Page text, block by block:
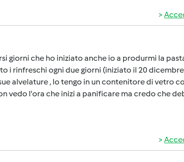
giorni che ho iniziato anche io a produrmi la
i rinfreschi ogni due giorni (iniziato il 20
alvelature , lo tengo in un contenitore di vetro
vedo l'ora che inizi a panificare ma credo che